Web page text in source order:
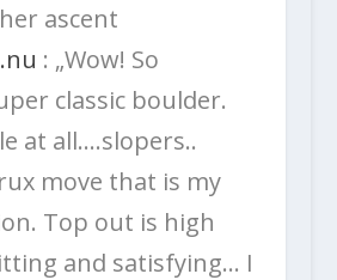
ascent
: „Wow! So
classic boulder.
at all….slopers..
move that is my
Top out is high
and satisfying… I